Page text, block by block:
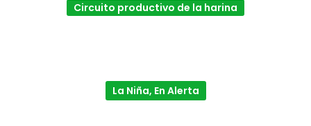
Circuito productivo de la harina
La Niña, En Alerta